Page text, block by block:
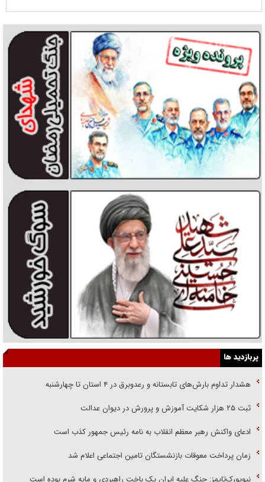
پربازدید ها
هشدار تداوم بارش‌های تابستانه و رعدوبرق در ۴ استان تا چهارشنبه
ثبت ۲۵ هزار شکایت آموزش و پرورش در دیوان عدالت
ادعای واکنش رهبر معظم انقلاب به نامه رئیس جمهور کذب است
زمان پرداخت معوقات بازنشستگان تامین اجتماعی اعلام شد
نیویورک‌تایمز: جنگ علیه ایران یک باخت راهبردی و مایه شرم بوده است